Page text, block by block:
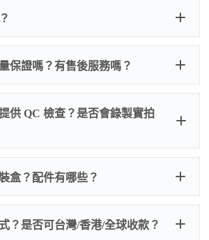
保證嗎？有售後服務嗎？
三年
人為事故我們只收更換配件
供 QC 檢查？是否會錄製實拍
盒？配件有哪些？
供普通盒子，如果需要原裝盒子可
，選擇原裝盒子附屬配件：原裝盒
？是否可台灣/香港/全球收款？